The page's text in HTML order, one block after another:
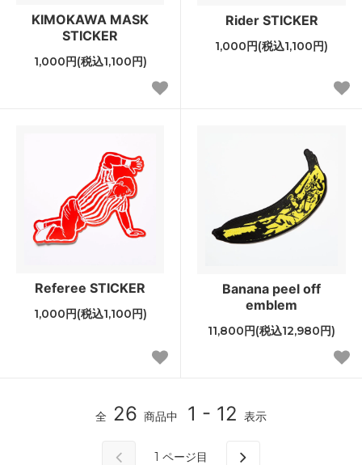
KIMOKAWA MASK
STICKER
1,000円(税込1,100円)
Rider STICKER
1,000円(税込1,100円)
Referee STICKER
1,000円(税込1,100円)
Banana peel off
emblem
11,800円(税込12,980円)
全 26 商品中 1 - 12 表示
1 ページ目